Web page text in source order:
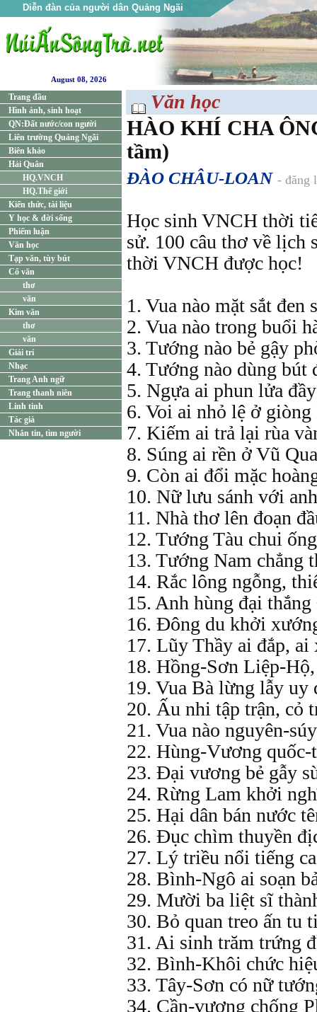
Diễn đàn của người dân Quảng Ngãi
August 08, 2026
Trang đầu
Hình ảnh, sinh hoạt
QN:Đất nước/con người
Liên trường Quảng Ngãi
Biên khảo
Hải Quân
HQ.VNCH
HQ.Thế giới
Kiến thức, tài liệu
Y học & đời sống
Phiếm luận
Văn học
Tạp văn, tùy bút
Cổ văn
thơ
văn
Kim văn
thơ
văn
Giải trí
Nhạc
Trang Anh ngữ
Trang thanh niên
Linh tinh
Tác giả
Nhắn tin, tìm người
Văn học
HÀO KHÍ CHA
tầm)
ĐÀO CHÂU-LOAN - đăng
Học sinh VNCH thời
sử. 100 câu thơ về lịch
thời VNCH được học!
1. Vua nào mặt sắt đen
2. Vua nào trong buổi
3. Tướng nào bẻ gậy
4. Tướng nào dùng bút
5. Ngựa ai phun lửa
6. Voi ai nhỏ lệ ở giòng
7. Kiếm ai trả lại rùa
8. Súng ai rền ở Vũ
9. Còn ai đổi mặc
10. Nữ lưu sánh với
11. Nhà thơ lên đoạn
12. Tướng Tàu chui
13. Tướng Nam chẳng
14. Rắc lông ngỗng,
15. Anh hùng đại
16. Đông du khởi
17. Lũy Thầy ai đắp, ai
18. Hồng-Sơn Liệp-
19. Vua Bà lừng lẫy uy
20. Ấu nhi tập trận, cỏ
21. Vua nào nguyên-
22. Hùng-Vương quốc-
23. Đại vương bẻ gẫy
24. Rừng Lam khởi
25. Hại dân bán nước
26. Đục chìm thuyền
27. Lý triều nổi tiếng
28. Bình-Ngô ai soạn
29. Mười ba liệt sĩ
30. Bỏ quan treo ấn tu
31. Ai sinh trăm trứng
32. Bình-Khôi chức
33. Tây-Sơn có nữ
34. Cần-vương chống